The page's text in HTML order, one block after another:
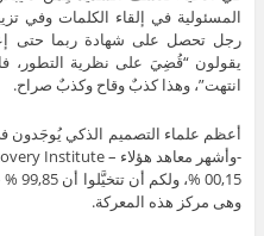
المسئولية في إلقاء الكلمات وفي
رجل تحصل على شهادة ربما حتى
يقولون “قُضِيَ على نظرية التطور،
انتهت”، وهذا كذبٌ وقاح وكذبٌ صراح.
أعظم علماء التصميم الذكي يُوجَدون
00,15
وهى مركز هذه المعركة.